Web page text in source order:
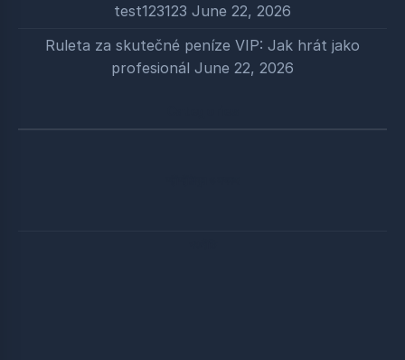
test123123 June 22, 2026
Ruleta za skutečné peníze VIP: Jak hrát jako
profesionál June 22, 2026